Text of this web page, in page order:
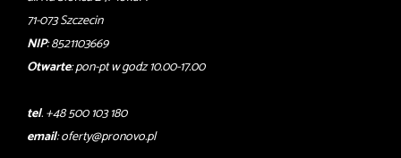
71-073 Szczecin
NIP: 8521103669
Otwarte: pon-pt w godz 10.00-17.00
tel. +48 500 103 180
email:oferty@pronovo.pl